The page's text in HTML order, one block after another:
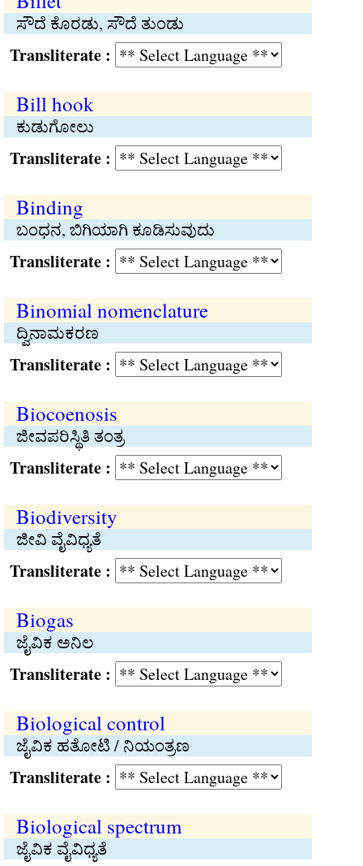
ಸೌದೆ ಕೊರಡು, ಸೌದೆ ತುಂಡು
:
Bill hook
ಕುಡುಗೋಲು
:
Binding
ಬಂಧನ, ಬಿಗಿಯಾಗಿ ಕೂಡಿಸುವುದು
:
Binomial nomenclature
ದ್ವಿನಾಮಕರಣ
:
Biocoenosis
ಜೀವಪರಿಸ್ಥಿತಿ ತಂತ್ರ
:
Biodiversity
ಜೀವಿ ವೈವಿಧ್ಯತೆ
:
Biogas
ಜೈವಿಕ ಅನಿಲ
:
Biological control
ಜೈವಿಕ ಹತೋಟಿ / ನಿಯಂತ್ರಣ
:
Biological spectrum
ಜೈವಿಕ ವೈವಿಧ್ಯತೆ